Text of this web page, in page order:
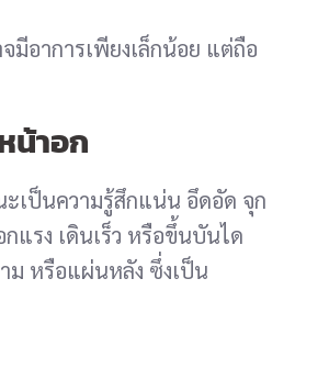
มีอาการเพียงเล็กน้อย แต่ถือ
น้าอก
เป็นความรู้สึกแน่น อึดอัด จุก
แรง เดินเร็ว หรือขึ้นบันได
ม หรือแผ่นหลัง ซึ่งเป็น